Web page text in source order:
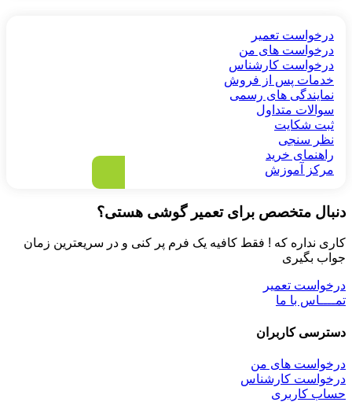
درخواست تعمیر
درخواست های من
درخواست کارشناس
خدمات پس از فروش
نمایندگی های رسمی
سوالات متداول
ثبت شکایت
نظر سنجی
راهنمای خرید
مرکز آموزش
دنبال متخصص برای تعمیر گوشی هستی؟
کاری نداره که ! فقط کافیه یک فرم پر کنی و در سریعترین زمان
جواب بگیری
درخواست تعمیر
تمــــاس با ما
دسترسی کاربران
درخواست های من
درخواست کارشناس
حساب کاربری